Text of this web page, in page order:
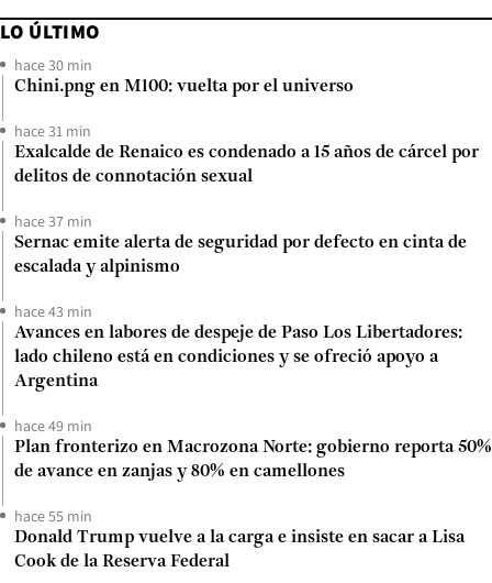
LO ÚLTIMO
hace 30 min
Chini.png en M100: vuelta por el universo
hace 31 min
Exalcalde de Renaico es condenado a 15 años de cárcel por
delitos de connotación sexual
hace 37 min
Sernac emite alerta de seguridad por defecto en cinta de
escalada y alpinismo
hace 43 min
Avances en labores de despeje de Paso Los Libertadores:
lado chileno está en condiciones y se ofreció apoyo a
Argentina
hace 49 min
Plan fronterizo en Macrozona Norte: gobierno reporta 50%
de avance en zanjas y 80% en camellones
hace 55 min
Donald Trump vuelve a la carga e insiste en sacar a Lisa
Cook de la Reserva Federal